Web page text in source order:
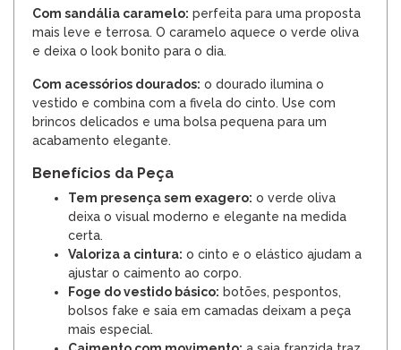
Com sandália caramelo: perfeita para uma proposta
mais leve e terrosa. O caramelo aquece o verde oliva
e deixa o look bonito para o dia.
Com acessórios dourados: o dourado ilumina o
vestido e combina com a fivela do cinto. Use com
brincos delicados e uma bolsa pequena para um
acabamento elegante.
Benefícios da Peça
Tem presença sem exagero: o verde oliva
deixa o visual moderno e elegante na medida
certa.
Valoriza a cintura: o cinto e o elástico ajudam a
ajustar o caimento ao corpo.
Foge do vestido básico: botões, pespontos,
bolsos fake e saia em camadas deixam a peça
mais especial.